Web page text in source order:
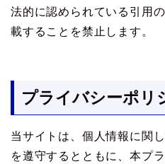
法的に認められている引用
載することを禁止します。
プライバシーポリ
当サイトは、個人情報に関
を遵守するとともに、本プ